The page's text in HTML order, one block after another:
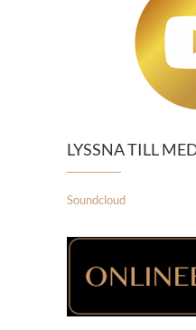
LYSSNA TILL
Soundcloud